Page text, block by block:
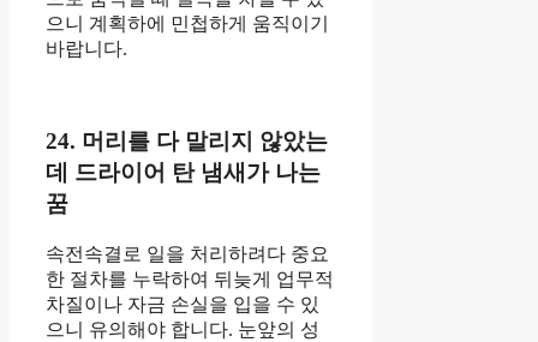
으니 계획하에 민첩하게 움직이기
바랍니다.
24. 머리를 다 말리지 않았는
데 드라이어 탄 냄새가 나는
꿈
속전속결로 일을 처리하려다 중요
한 절차를 누락하여 뒤늦게 업무적
차질이나 자금 손실을 입을 수 있
으니 유의해야 합니다. 눈앞의 성